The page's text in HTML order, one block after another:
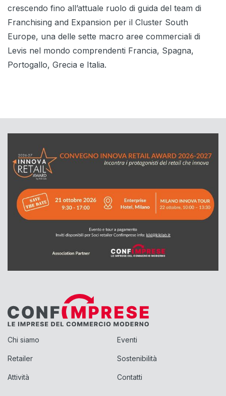
crescendo fino all’attuale ruolo di guida del team di
Franchising and Expansion per il Cluster South
Europe, una delle sette macro aree commerciali di
Levis nel mondo comprendenti Francia, Spagna,
Portogallo, Grecia e Italia.
Chi siamo
Retailer
Attività
Eventi
Sostenibilità
Contatti